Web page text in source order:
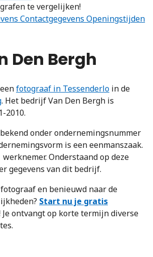
te vergelijken!
Contactgegevens Openingstijden
Den Bergh
fotograaf in Tessenderlo in de
. Het bedrijf Van Den Bergh is
2010.
onder ondernemingsnummer
is een eenmanszaak.
Onderstaand op deze
gegevens van dit bedrijf.
en benieuwd naar de
Start nu je gratis
Je ontvangt op korte termijn diverse